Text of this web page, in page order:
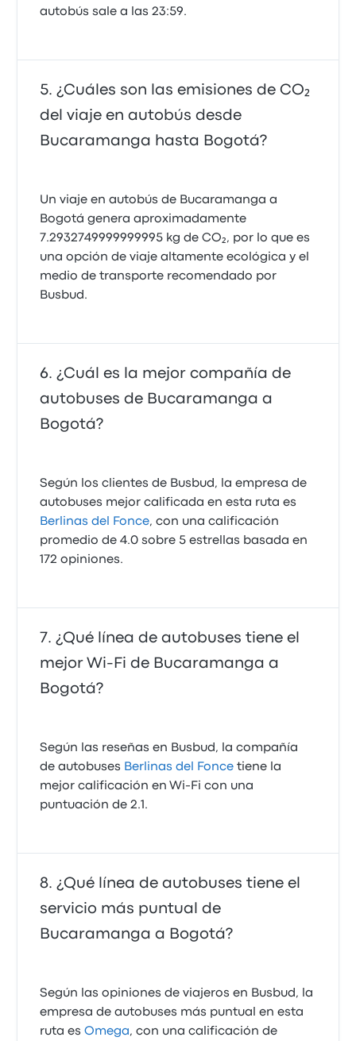
autobús sale a las 23:59.
¿Cuáles son las emisiones de CO₂
del viaje en autobús desde
Bucaramanga hasta Bogotá?
Un viaje en autobús de Bucaramanga a
Bogotá genera aproximadamente
7.2932749999999995 kg de CO₂, por lo que es
una opción de viaje altamente ecológica y el
medio de transporte recomendado por
Busbud.
¿Cuál es la mejor compañía de
autobuses de Bucaramanga a
Bogotá?
Según los clientes de Busbud, la empresa de
autobuses mejor calificada en esta ruta es
Berlinas del Fonce, con una calificación
promedio de 4.0 sobre 5 estrellas basada en
172 opiniones.
¿Qué línea de autobuses tiene el
mejor Wi‑Fi de Bucaramanga a
Bogotá?
Según las reseñas en Busbud, la compañía
de autobuses Berlinas del Fonce tiene la
mejor calificación en Wi‑Fi con una
puntuación de 2.1.
¿Qué línea de autobuses tiene el
servicio más puntual de
Bucaramanga a Bogotá?
Según las opiniones de viajeros en Busbud, la
empresa de autobuses más puntual en esta
ruta esOmega, con una calificación de